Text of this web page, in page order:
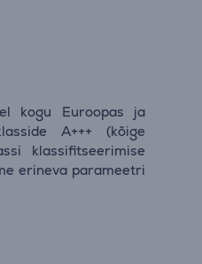
kogu Euroopas ja
A+++ (kõige
klassifitseerimise
erineva parameetri